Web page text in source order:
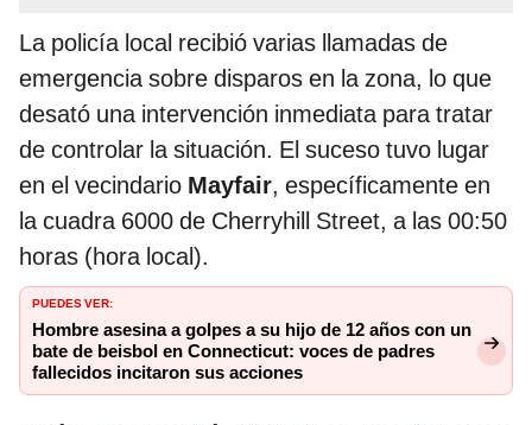
La policía local recibió varias llamadas de
emergencia sobre disparos en la zona, lo que
desató una intervención inmediata para tratar
de controlar la situación. El suceso tuvo lugar
en el vecindario Mayfair, específicamente en
la cuadra 6000 de Cherryhill Street, a las 00:50
horas (hora local).
PUEDES VER:
Hombre asesina a golpes a su hijo de 12 años con un
bate de beisbol en Connecticut: voces de padres
fallecidos incitaron sus acciones